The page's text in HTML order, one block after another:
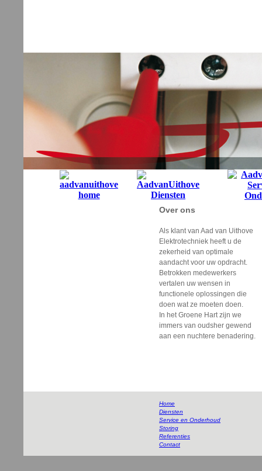
Over ons
Als klant van Aad van Uithove
Elektrotechniek heeft u de
zekerheid van optimale
aandacht voor uw opdracht.
Betrokken medewerkers
vertalen uw wensen in
functionele oplossingen die
doen wat ze moeten doen.
In het Groene Hart zijn we
immers van oudsher gewend
aan een nuchtere benadering.
Home
Diensten
Service en Onderhoud
Storing
Referenties
Contact